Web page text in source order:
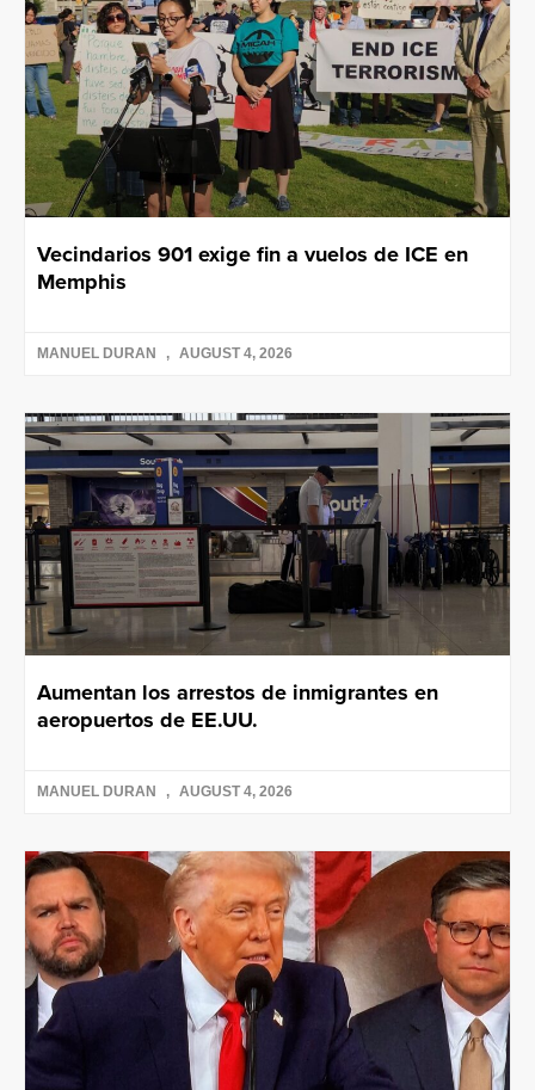
Vecindarios 901 exige fin a vuelos de ICE en
Memphis
MANUEL DURAN AUGUST 4, 2026
Aumentan los arrestos de inmigrantes en
aeropuertos de EE.UU.
MANUEL DURAN AUGUST 4, 2026